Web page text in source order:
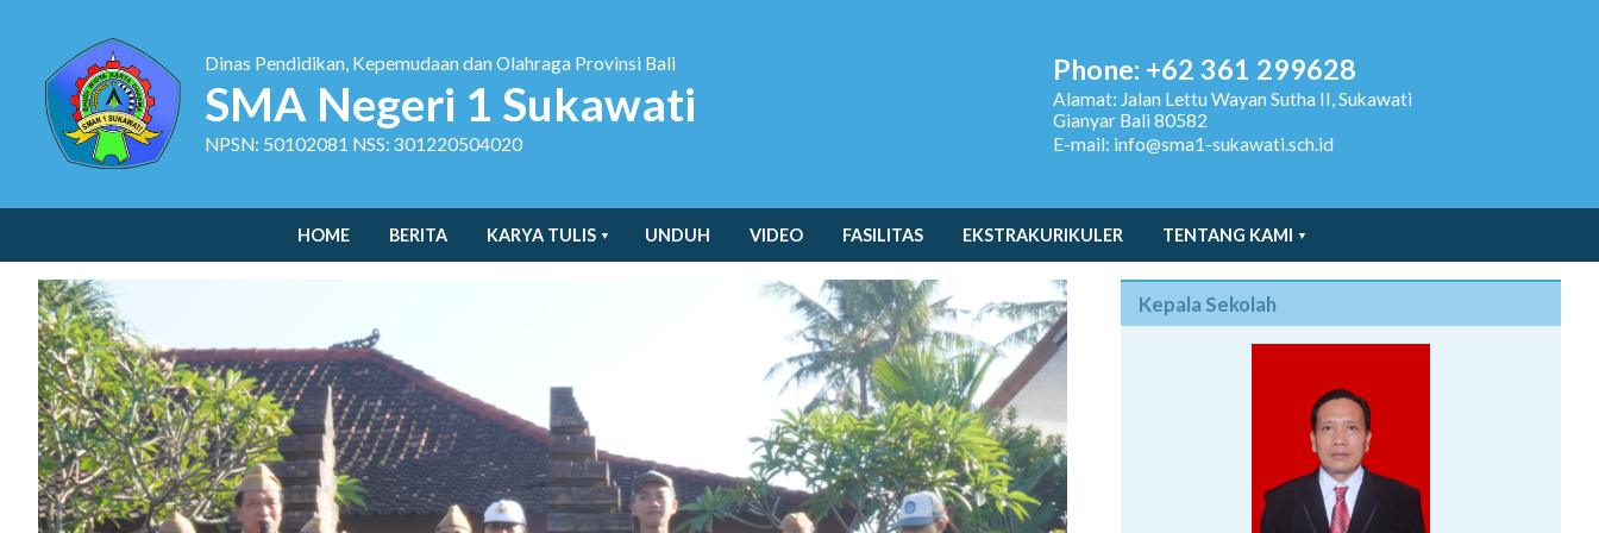
Dinas Pendidikan, Kepemudaan dan Olahraga Provinsi Bali
SMA Negeri 1 Sukawati
NPSN: 50102081 NSS: 301220504020
Phone: +62 361 299628
Alamat: Jalan Lettu Wayan Sutha II, Sukawati
Gianyar Bali 80582
E-mail: info@sma1-sukawati.sch.id
HOME BERITA KARYA TULIS UNDUH VIDEO FASILITAS EKSTRAKURIKULER TENTANG KAMI
Kepala Sekolah